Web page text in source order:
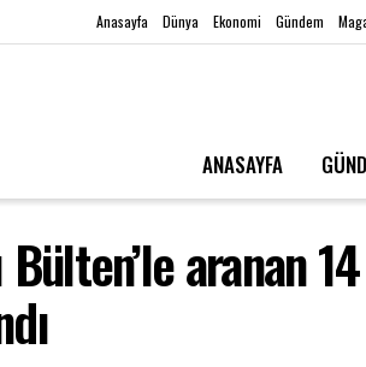
Anasayfa Dünya Ekonomi Gündem
ANASAYFA
Bülten’le aranan